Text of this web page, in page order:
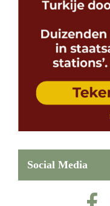
Social Media